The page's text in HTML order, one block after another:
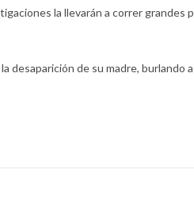
la llevarán a correr grandes
desaparición de su madre, burlando